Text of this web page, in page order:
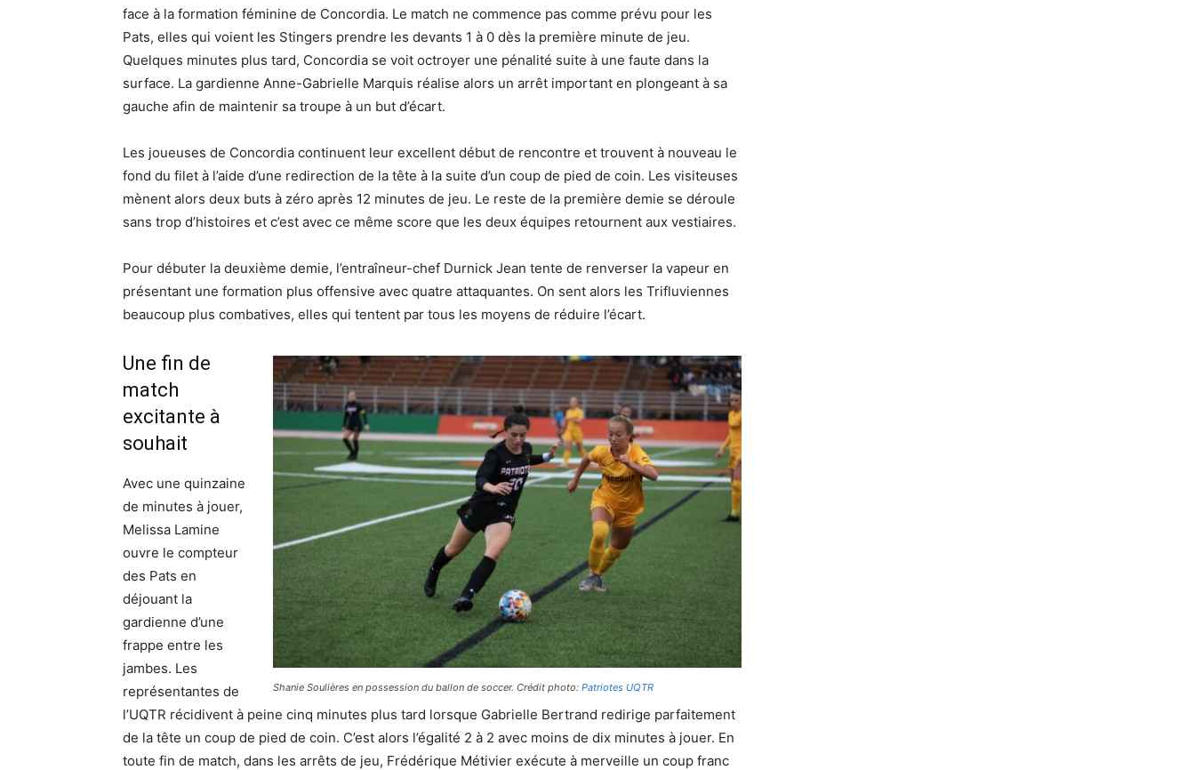
face à la formation féminine de Concordia. Le match ne commence pas comme prévu pour les
Pats, elles qui voient les Stingers prendre les devants 1 à 0 dès la première minute de jeu.
Quelques minutes plus tard, Concordia se voit octroyer une pénalité suite à une faute dans la
surface. La gardienne Anne-Gabrielle Marquis réalise alors un arrêt important en plongeant à sa
gauche afin de maintenir sa troupe à un but d’écart.
Les joueuses de Concordia continuent leur excellent début de rencontre et trouvent à nouveau le
fond du filet à l’aide d’une redirection de la tête à la suite d’un coup de pied de coin. Les visiteuses
mènent alors deux buts à zéro après 12 minutes de jeu. Le reste de la première demie se déroule
sans trop d’histoires et c’est avec ce même score que les deux équipes retournent aux vestiaires.
Pour débuter la deuxième demie, l’entraîneur-chef Durnick Jean tente de renverser la vapeur en
présentant une formation plus offensive avec quatre attaquantes. On sent alors les Trifluviennes
beaucoup plus combatives, elles qui tentent par tous les moyens de réduire l’écart.
Shanie Soulières en possession du ballon de soccer. Crédit photo: Patriotes UQTR
Une fin de
match
excitante à
souhait
Avec une quinzaine
de minutes à jouer,
Melissa Lamine
ouvre le compteur
des Pats en
déjouant la
gardienne d’une
frappe entre les
jambes. Les
représentantes de
l’UQTR récidivent à peine cinq minutes plus tard lorsque Gabrielle Bertrand redirige parfaitement
de la tête un coup de pied de coin. C’est alors l’égalité 2 à 2 avec moins de dix minutes à jouer. En
toute fin de match, dans les arrêts de jeu, Frédérique Métivier exécute à merveille un coup franc